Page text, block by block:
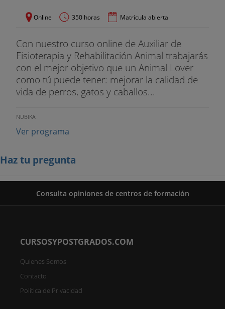
Online 350 horas Matrícula abierta
Con nuestro curso online de Auxiliar de
Fisioterapia y Rehabilitación Animal trabajarás
con el mejor objetivo que un Animal Lover
como tú puede tener: mejorar la calidad de
vida de perros, gatos y caballos...
NUBIKA
Ver programa
Haz tu pregunta
Consulta opiniones de centros de formación
CURSOSYPOSTGRADOS.COM
Quienes Somos
Contacto
Política de Privacidad